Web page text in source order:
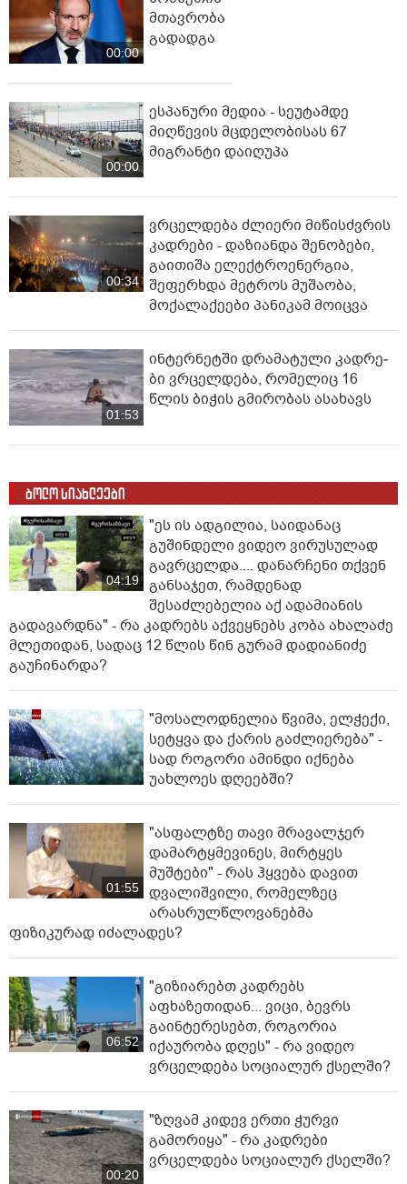
00:00
მთავრობა
გადადგა
00:00
ესპანური მედია - სეუტამდე
მიღწევის მცდელობისას 67
მიგრანტი დაიღუპა
00:34
ვრცელდება ძლიერი მიწისძვრის
კადრები - დაზიანდა შენობები,
გაითიშა ელექტროენერგია,
შეფერხდა მეტროს მუშაობა,
მოქალაქეები პანიკამ მოიცვა
01:53
ინ­ტერ­ნეტ­ში დრა­მა­ტუ­ლი კად­რე­
ბი ვრცელდება, რომელიც 16
წლის ბიჭის გმირობას ასახავს
ბოლო სიახლეები
04:19
"ეს ის ადგილია, საიდანაც
გუშინდელი ვიდეო ვირუსულად
გავრცელდა.... დანარჩენი თქვენ
განსაჯეთ, რამდენად
შესაძლებელია აქ ადამიანის
გადავარდნა" - რა კადრებს აქვეყნებს კობა ახალაძე
მლეთიდან, სადაც 12 წლის წინ გურამ დადიანიძე
გაუჩინარდა?
"მოსალოდნელია წვიმა, ელჭექი,
სეტყვა და ქარის გაძლიერება" -
სად როგორი ამინდი იქნება
უახლოეს დღეებში?
01:55
"ასფალტზე თავი მრავალჯერ
დამარტყმევინეს, მირტყეს
მუშტები" - რას ჰყვება დავით
დვალიშვილი, რომელზეც
არასრულწლოვანებმა
ფიზიკურად იძალადეს?
06:52
"გიზიარებთ კადრებს
აფხაზეთიდან... ვიცი, ბევრს
გაინტერესებთ, როგორია
იქაურობა დღეს" - რა ვიდეო
ვრცელდება სოციალურ ქსელში?
00:20
"ზღვამ კიდევ ერთი ჭურვი
გამორიყა" - რა კადრები
ვრცელდება სოციალურ ქსელში?